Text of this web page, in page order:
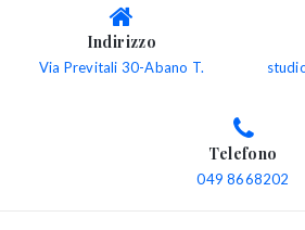
Indirizzo
Via Previtali 30-Abano T.
Telefono
049 8668202